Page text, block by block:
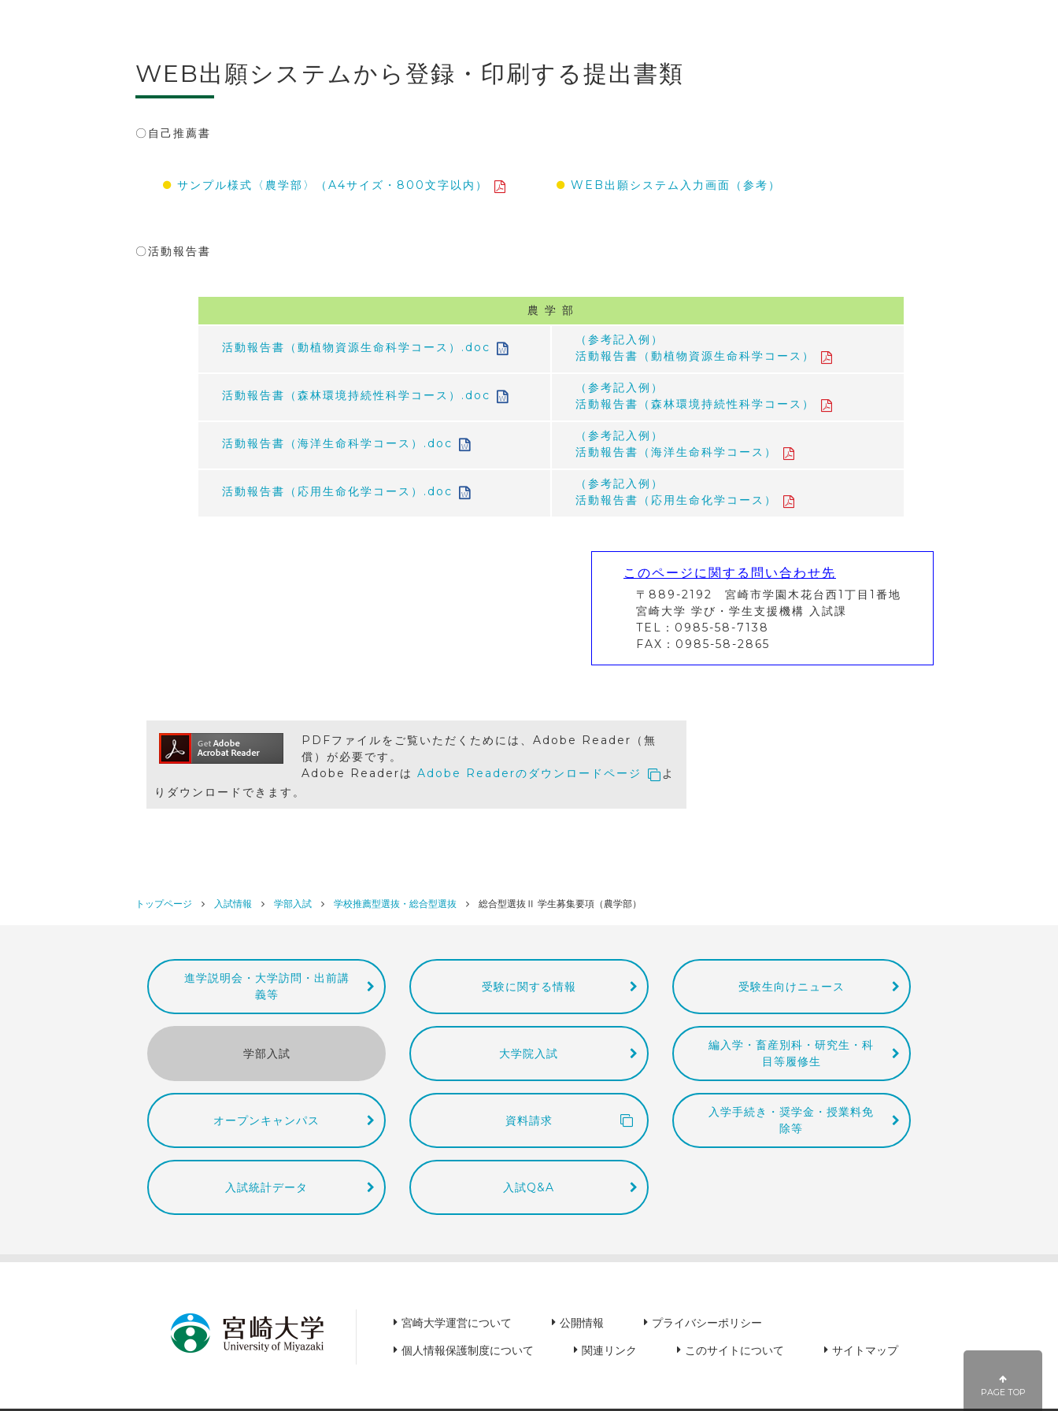
WEB出願システムから登録・印刷する提出書類
〇自己推薦書
サンプル様式〈農学部〉（A4サイズ・800文字以内） WEB出願システム入力画面（参考）
〇活動報告書
農 学 部
活動報告書（動植物資源生命科学コース）.doc
（参考記入例）
活動報告書（動植物資源生命科学コース）
活動報告書（森林環境持続性科学コース）.doc
（参考記入例）
活動報告書（森林環境持続性科学コース）
活動報告書（海洋生命科学コース）.doc
（参考記入例）
活動報告書（海洋生命科学コース）
活動報告書（応用生命化学コース）.doc
（参考記入例）
活動報告書（応用生命化学コース）
このページに関する問い合わせ先
〒889-2192 宮崎市学園木花台西1丁目1番地
宮崎大学 学び・学生支援機構 入試課
TEL：0985-58-7138
FAX：0985-58-2865
PDFファイルをご覧いただくためには、Adobe Reader（無
償）が必要です。
Adobe Readerは Adobe Readerのダウンロードページ
よ
りダウンロードできます。
トップページ 入試情報 学部入試 学校推薦型選抜・総合型選抜 総合型選抜Ⅱ 学生募集要項（農学部）
進学説明会・大学訪問・出前講
義等
受験に関する情報 受験生向けニュース
学部入試 大学院入試
編入学・畜産別科・研究生・科
目等履修生
オープンキャンパス 資料請求
入学手続き・奨学金・授業料免
除等
入試統計データ 入試Q&A
宮崎大学運営について 公開情報
プライバシーポリシー
個人情報保護制度について
関連リンク このサイトについて サイトマップ
PAGE TOP